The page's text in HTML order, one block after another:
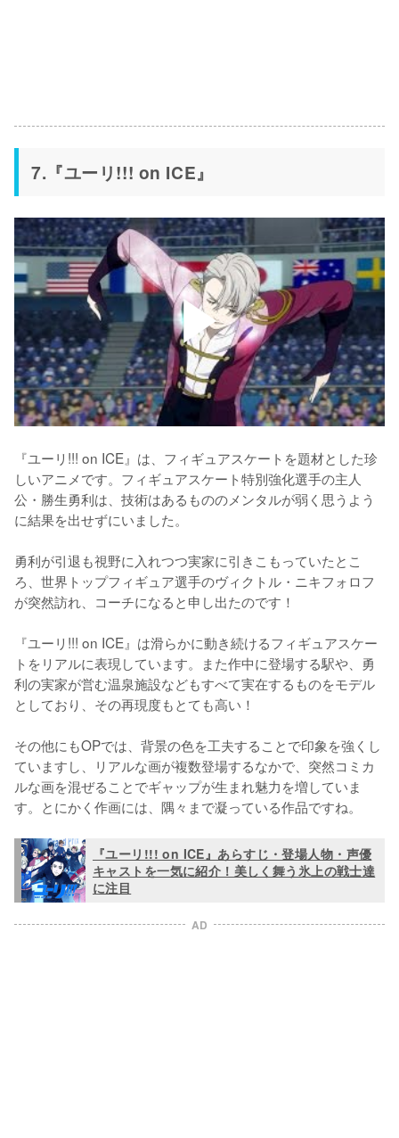
7.『ユーリ!!! on ICE』
『ユーリ!!! on ICE』は、フィギュアスケートを題材とした珍
しいアニメです。フィギュアスケート特別強化選手の主人
公・勝生勇利は、技術はあるもののメンタルが弱く思うよう
に結果を出せずにいました。
勇利が引退も視野に入れつつ実家に引きこもっていたとこ
ろ、世界トップフィギュア選手のヴィクトル・ニキフォロフ
が突然訪れ、コーチになると申し出たのです！
『ユーリ!!! on ICE』は滑らかに動き続けるフィギュアスケー
トをリアルに表現しています。また作中に登場する駅や、勇
利の実家が営む温泉施設などもすべて実在するものをモデル
としており、その再現度もとても高い！
その他にもOPでは、背景の色を工夫することで印象を強くし
ていますし、リアルな画が複数登場するなかで、突然コミカ
ルな画を混ぜることでギャップが生まれ魅力を増していま
す。とにかく作画には、隅々まで凝っている作品ですね。
『ユーリ!!! on ICE』あらすじ・登場人物・声優
キャストを一気に紹介！美しく舞う氷上の戦士達
に注目
AD